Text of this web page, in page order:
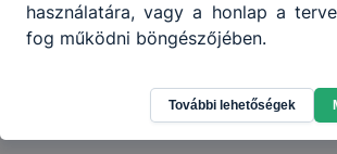
használatára, vagy a honlap a
fog működni böngészőjében.
További lehetőségek